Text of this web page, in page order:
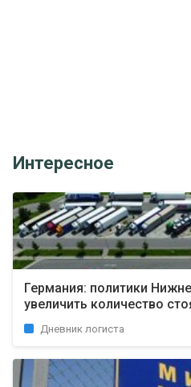
Интересное
Германия: политики
увеличить количество
Дневник логиста